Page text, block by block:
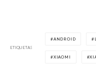
ETIQUETAS
ANDROID
XIAOMI